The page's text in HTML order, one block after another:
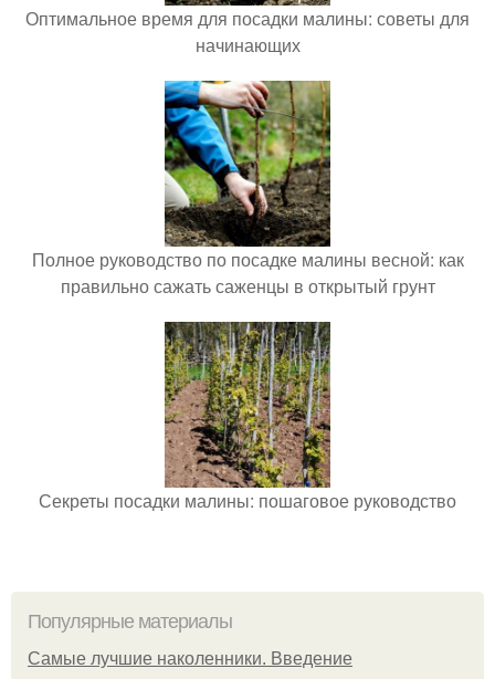
Оптимальное время для посадки малины: советы для
начинающих
Полное руководство по посадке малины весной: как
правильно сажать саженцы в открытый грунт
Секреты посадки малины: пошаговое руководство
Популярные материалы
Самые лучшие наколенники. Введение